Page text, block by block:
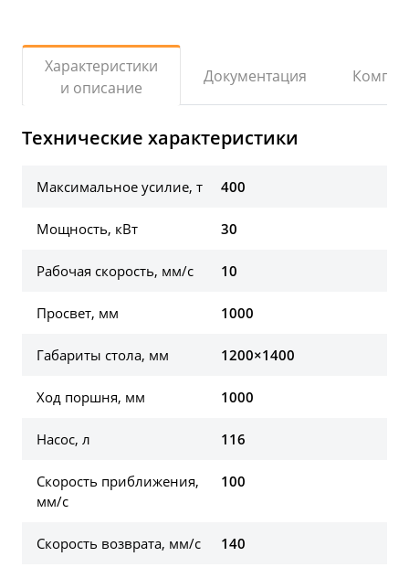
Характеристики
и описание
Документация
Технические характеристики
Максимальное усилие, т 400
Мощность, кВт 30
Рабочая скорость, мм/с 10
Просвет, мм 1000
Габариты стола, мм 1200×1400
Ход поршня, мм 1000
Насос, л 116
Скорость приближения,
мм/с
100
Скорость возврата, мм/с 140